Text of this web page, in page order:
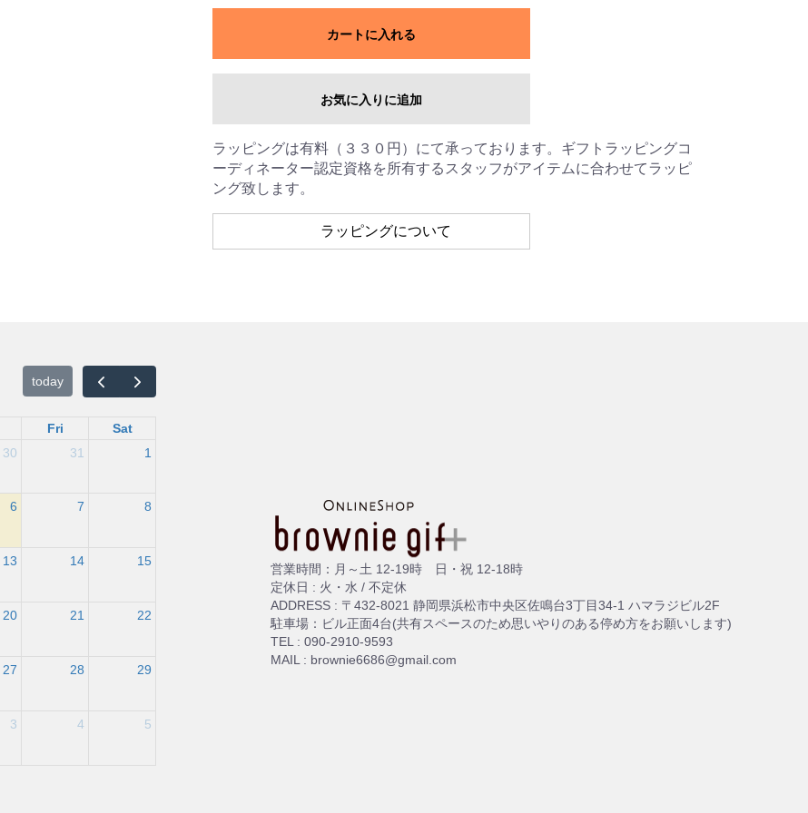
カートに入れる
お気に入りに追加
ラッピングは有料（３３０円）にて承っております。ギフトラッピングコ
ーディネーター認定資格を所有するスタッフがアイテムに合わせてラッピ
ング致します。
ラッピングについて
today
Fri
Sat
30 31 1
6 7 8
13 14 15
20 21 22
27 28 29
3 4 5
営業時間：月～土 12-19時 日・祝 12-18時
定休日 : 火・水 / 不定休
ADDRESS : 〒432-8021 静岡県浜松市中央区佐鳴台3丁目34-1 ハマラジビル2F
駐車場：ビル正面4台(共有スペースのため思いやりのある停め方をお願いします)
TEL : 090-2910-9593
MAIL : brownie6686@gmail.com